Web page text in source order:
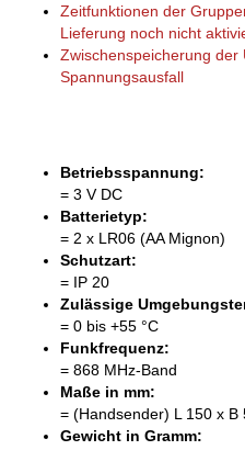
Zeitfunktionen der
Lieferung noch nicht
Zwischenspeicherung der
Spannungsausfall
Betriebsspannung:
= 3 V DC
Batterietyp:
= 2 x LR06 (AA Mignon)
Schutzart:
= IP 20
Zulässige
= 0 bis +55 °C
Funkfrequenz:
= 868 MHz-Band
Maße in mm:
= (Handsender) L 150 x B
Gewicht in Gramm: